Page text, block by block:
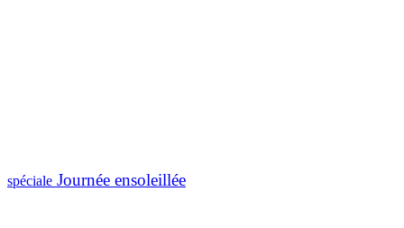
spéciale Journée ensoleillée